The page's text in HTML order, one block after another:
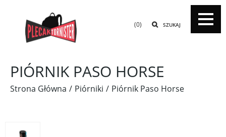
SZUKAJ
(0)
PIÓRNIK PASO HORSE
Strona Główna Piórniki Piórnik Paso Horse